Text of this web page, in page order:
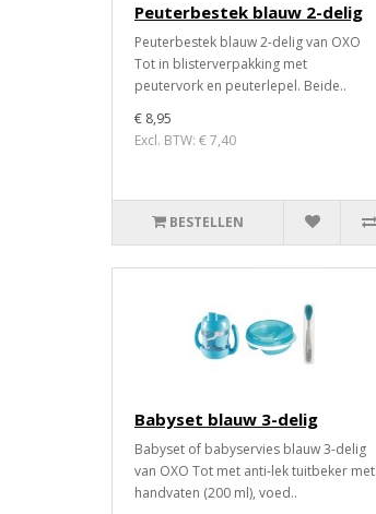
Peuterbestek blauw 2-delig
Peuterbestek blauw 2-delig van OXO
Tot in blisterverpakking met
peutervork en peuterlepel. Beide..
€ 8,95
Excl. BTW: € 7,40
BESTELLEN
Babyset blauw 3-delig
Babyset of babyservies blauw 3-delig
van OXO Tot met anti-lek tuitbeker met
handvaten (200 ml), voed..